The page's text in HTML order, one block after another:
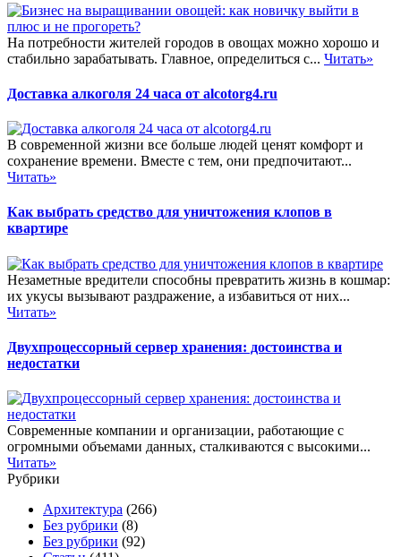
На потребности жителей городов в овощах можно хорошо и
стабильно зарабатывать. Главное, определиться с... Читать»
Доставка алкоголя 24 часа от alcotorg4.ru
В современной жизни все больше людей ценят комфорт и
сохранение времени. Вместе с тем, они предпочитают...
Читать»
Как выбрать средство для уничтожения клопов в
квартире
Незаметные вредители способны превратить жизнь в кошмар:
их укусы вызывают раздражение, а избавиться от них...
Читать»
Двухпроцессорный сервер хранения: достоинства и
недостатки
Современные компании и организации, работающие с
огромными объемами данных, сталкиваются с высокими...
Читать»
Рубрики
Архитектура (266)
Без рубрики (8)
Без рубрики (92)